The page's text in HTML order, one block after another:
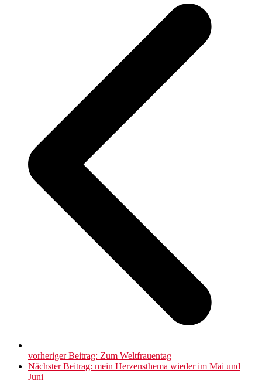
vorheriger Beitrag: Zum Weltfrauentag
Nächster Beitrag: mein Herzensthema wieder im Mai und
Juni